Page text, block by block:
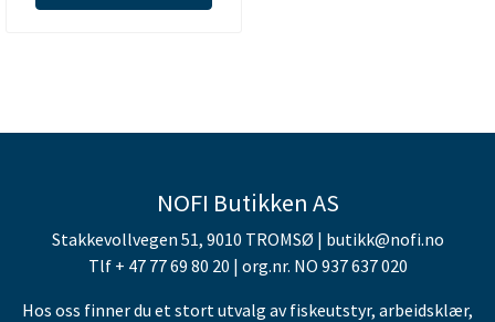
NOFI Butikken AS
Stakkevollvegen 51, 9010 TROMSØ | butikk@nofi.no
Tlf + 47 77 69 80 20 | org.nr. NO 937 637 020
Hos oss finner du et stort utvalg av fiskeutstyr, arbeidsklær,